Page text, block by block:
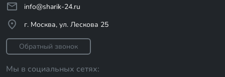
info@sharik-24.ru
г. Москва, ул. Лескова 25
Обратный звонок
Мы в социальных сетях: